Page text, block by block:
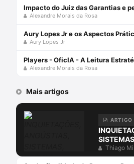
Alexandre Morais da Rosa
Aury Lopes Jr
Alexandre Morais da Rosa
Mais artigos
ARTIGO
E O ERRO
JURÍDICA
Thiago